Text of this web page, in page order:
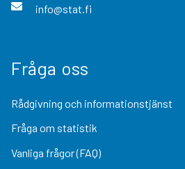
info@stat.fi
Fråga oss
Rådgivning och informationstjänst
Fråga om statistik
Vanliga frågor (FAQ)